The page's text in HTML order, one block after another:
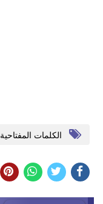
الكلمات المفتاحية